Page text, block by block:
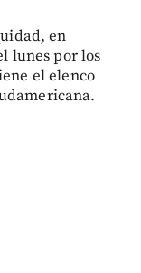
en
lunes por los
el elenco